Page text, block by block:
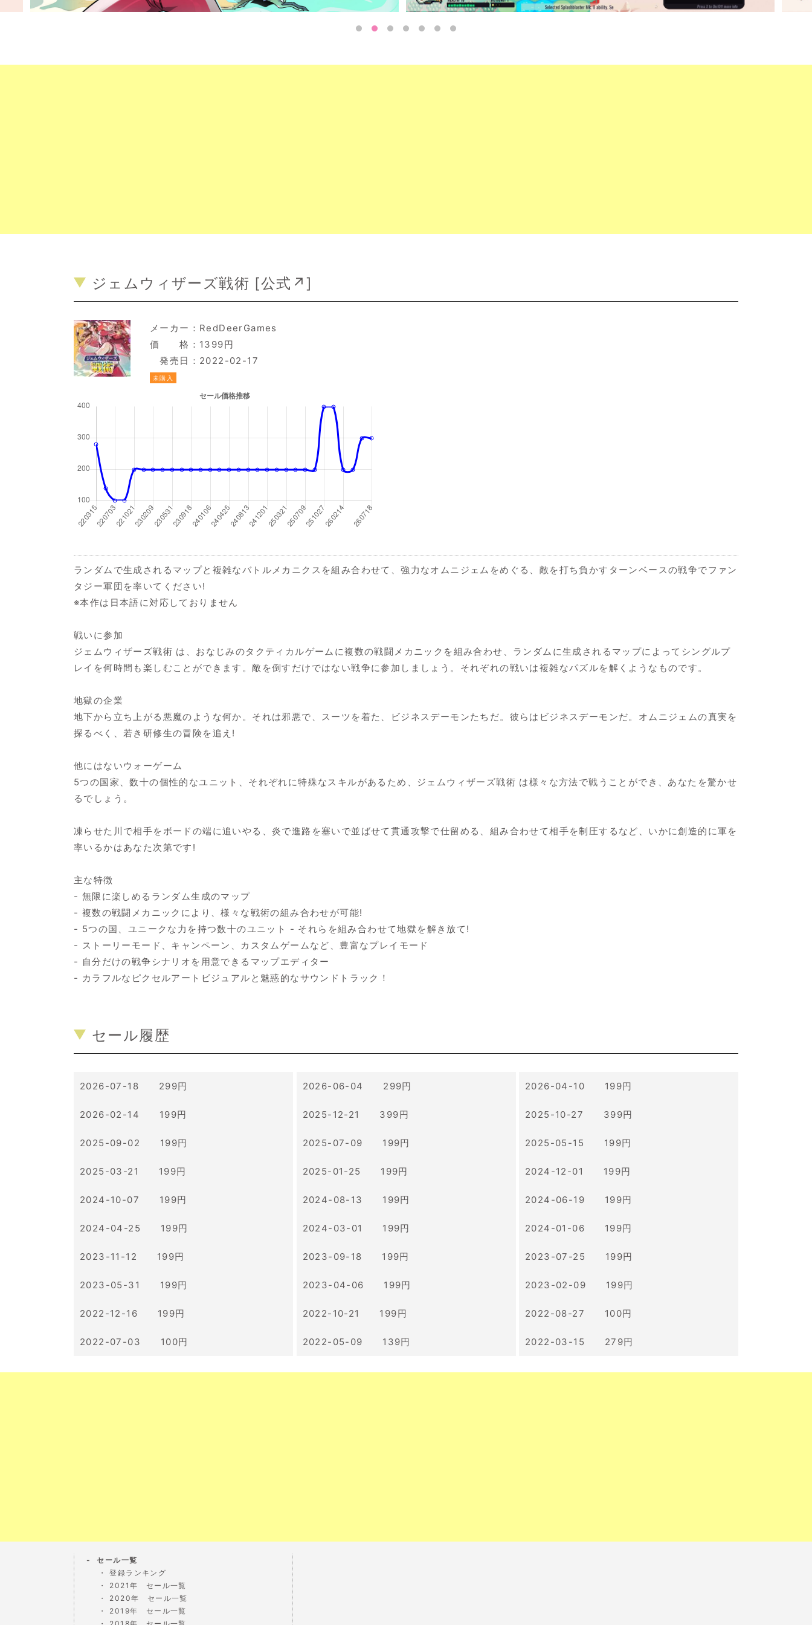
ジェムウィザーズ戦術 [公式↗]
メーカー： RedDeerGames
価 格：1399円
発売日：2022-02-17
未購入
ランダムで生成されるマップと複雑なバトルメカニクスを組み合わせて、強力なオムニジェムをめぐる、敵を打ち負かすターンベースの戦争でファン
タジー軍団を率いてください!
※本作は日本語に対応しておりません
戦いに参加
ジェムウィザーズ戦術 は、おなじみのタクティカルゲームに複数の戦闘メカニックを組み合わせ、ランダムに生成されるマップによってシングルプ
レイを何時間も楽しむことができます。敵を倒すだけではない戦争に参加しましょう。それぞれの戦いは複雑なパズルを解くようなものです。
地獄の企業
地下から立ち上がる悪魔のような何か。それは邪悪で、スーツを着た、ビジネスデーモンたちだ。彼らはビジネスデーモンだ。オムニジェムの真実を
探るべく、若き研修生の冒険を追え!
他にはないウォーゲーム
5つの国家、数十の個性的なユニット、それぞれに特殊なスキルがあるため、ジェムウィザーズ戦術 は様々な方法で戦うことができ、あなたを驚かせ
るでしょう。
凍らせた川で相手をボードの端に追いやる、炎で進路を塞いで並ばせて貫通攻撃で仕留める、組み合わせて相手を制圧するなど、いかに創造的に軍を
率いるかはあなた次第です!
主な特徴
- 無限に楽しめるランダム生成のマップ
- 複数の戦闘メカニックにより、様々な戦術の組み合わせが可能!
- 5つの国、ユニークな力を持つ数十のユニット - それらを組み合わせて地獄を解き放て!
- ストーリーモード、キャンペーン、カスタムゲームなど、豊富なプレイモード
- 自分だけの戦争シナリオを用意できるマップエディター
- カラフルなピクセルアートビジュアルと魅惑的なサウンドトラック！
セール履歴
2026-07-18 299円 2026-06-04 299円 2026-04-10 199円
2026-02-14 199円 2025-12-21 399円 2025-10-27 399円
2025-09-02 199円 2025-07-09 199円 2025-05-15 199円
2025-03-21 199円 2025-01-25 199円 2024-12-01 199円
2024-10-07 199円 2024-08-13 199円 2024-06-19 199円
2024-04-25 199円 2024-03-01 199円 2024-01-06 199円
2023-11-12 199円 2023-09-18 199円 2023-07-25 199円
2023-05-31 199円 2023-04-06 199円 2023-02-09 199円
2022-12-16 199円 2022-10-21 199円 2022-08-27 100円
2022-07-03 100円 2022-05-09 139円 2022-03-15 279円
セール一覧
登録ランキング
2021年 セール一覧
2020年 セール一覧
2019年 セール一覧